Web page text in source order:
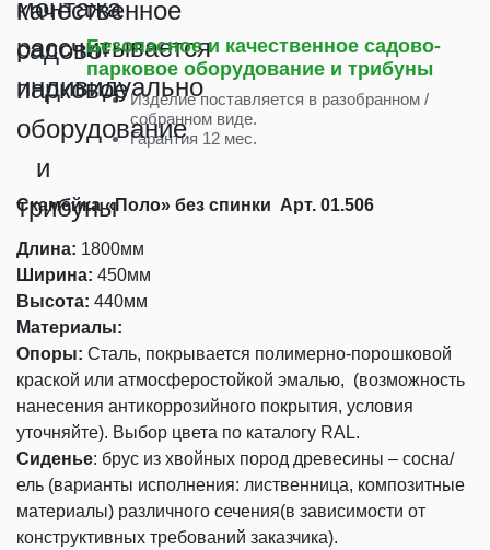
Безопасное и качественное садово-
парковое оборудование и трибуны
Изделие поставляется в разобранном /
собранном виде.
Гарантия 12 мес.
Скамейка «Поло» без спинки Арт. 01.506
Длина: 1800мм
Ширина: 450мм
Высота: 440мм
Материалы:
Опоры: Сталь, покрывается полимерно-порошковой
краской или атмосферостойкой эмалью, (возможность
нанесения антикоррозийного покрытия, условия
уточняйте). Выбор цвета по каталогу RAL.
Сиденье: брус из хвойных пород древесины – сосна/
ель (варианты исполнения: лиственница, композитные
материалы) различного сечения(в зависимости от
конструктивных требований заказчика).